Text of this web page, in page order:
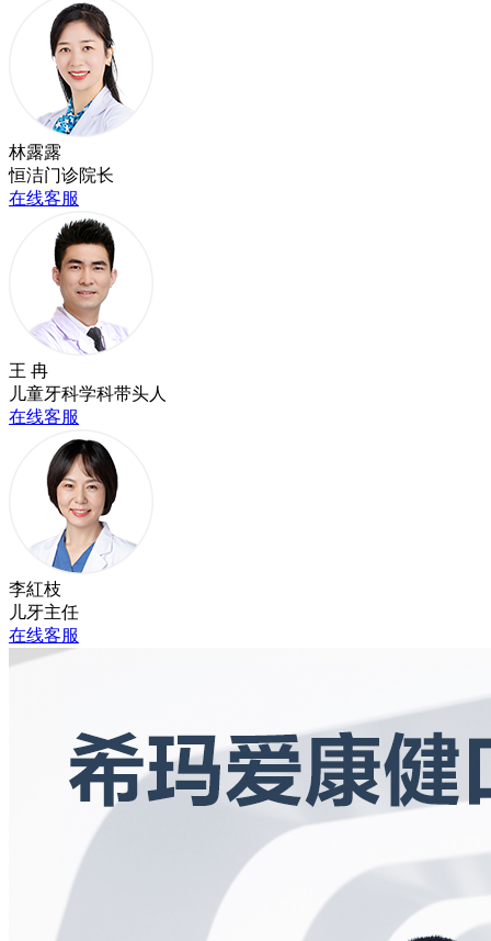
林露露
恒洁门诊院长
在线客服
王 冉
儿童牙科学科带头人
在线客服
李紅枝
儿牙主任
在线客服